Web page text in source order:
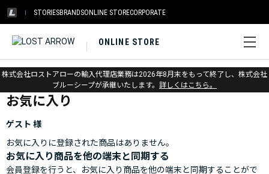
STORIESBRANDSONLINE STORECORPORATE
ONLINE STORE
株式会社ロストアローの輸入代理店業務は2026年8月末をもって終了し、株式会社
ブルーシープが承継いたします。 詳しくはこちら。
ホーム > お気に入り
お気に入り
ゲスト 様
お気に入りに登録された商品はありません。
お気に入り商品を他の端末と同期する
会員登録を行うと、お気に入り商品を他の端末と同期することがで